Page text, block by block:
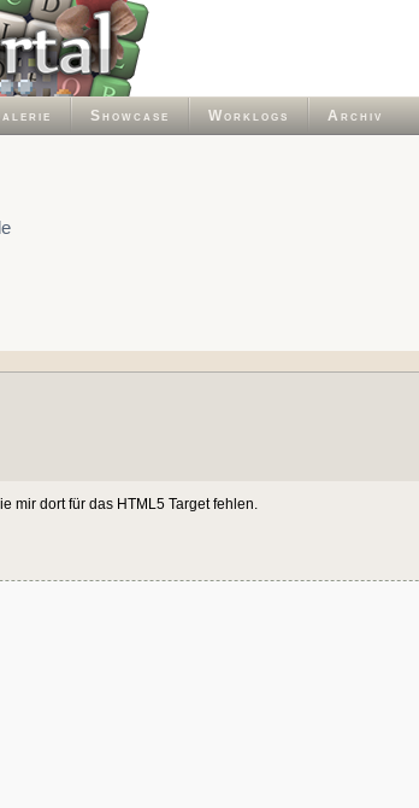
Showcase Worklogs Archiv
mir dort für das HTML5 Target fehlen.